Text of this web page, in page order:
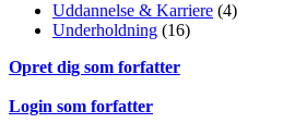
Uddannelse & Karriere (4)
Underholdning (16)
Opret dig som forfatter
Login som forfatter